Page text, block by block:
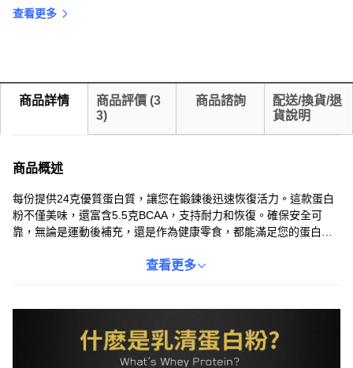
查看更多
商品詳情 商品評價 (3
3)
商品諮詢
配送/換貨/退
貨說明
商品概述
每份提供24克優質蛋白質，讓您在鍛鍊後迅速恢復活力。這款蛋白
粉不僅美味，還富含5.5克BCAA，支持耐力和恢復。確保安全可
靠，無論是運動後補充，還是作為健康零食，都能滿足您的蛋白質
查看更多